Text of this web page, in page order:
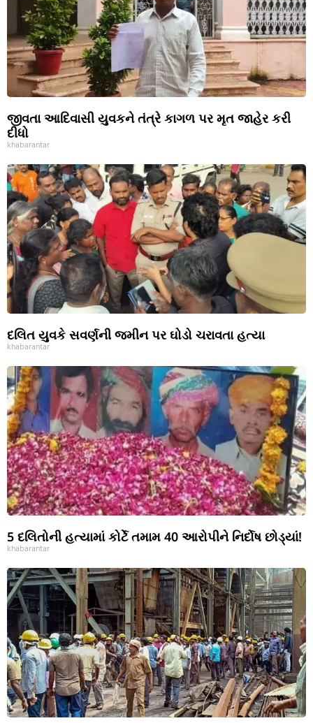
જીવતા આદિવાસી યુવકને તંત્રે કાગળ પર મૃત જાહેર કરી
દીધો
khabarantar
દલિત યુવકે સવર્ણની જમીન પર ઘોડો ચરાવતા હત્યા
khabarantar
5 દલિતોની હત્યામાં કોર્ટે તમામ 40 આરોપીને નિર્દોષ છોડ્યાં!
khabarantar